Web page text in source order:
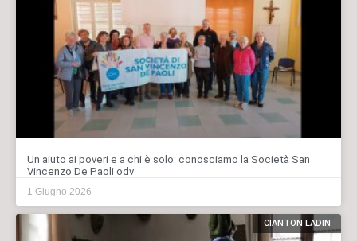
Un aiuto ai poveri e a chi è solo: conosciamo la Società San
Vincenzo De Paoli odv
1 Giugno 2026
CIANTON LADIN